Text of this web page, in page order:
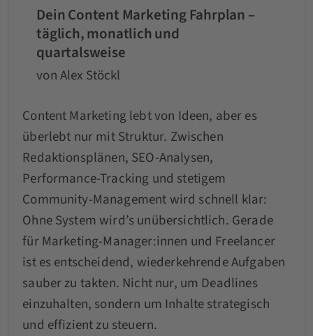
Dein Content Marketing Fahrplan –
täglich, monatlich und
quartalsweise
von Alex Stöckl
Content Marketing lebt von Ideen, aber es
überlebt nur mit Struktur. Zwischen
Redaktionsplänen, SEO-Analysen,
Performance-Tracking und stetigem
Community-Management wird schnell klar:
Ohne System wird’s unübersichtlich. Gerade
für Marketing-Manager:innen und Freelancer
ist es entscheidend, wiederkehrende Aufgaben
sauber zu takten. Nicht nur, um Deadlines
einzuhalten, sondern um Inhalte strategisch
und effizient zu steuern.